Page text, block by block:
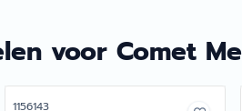
voor Comet
Artikelnummer
1156143